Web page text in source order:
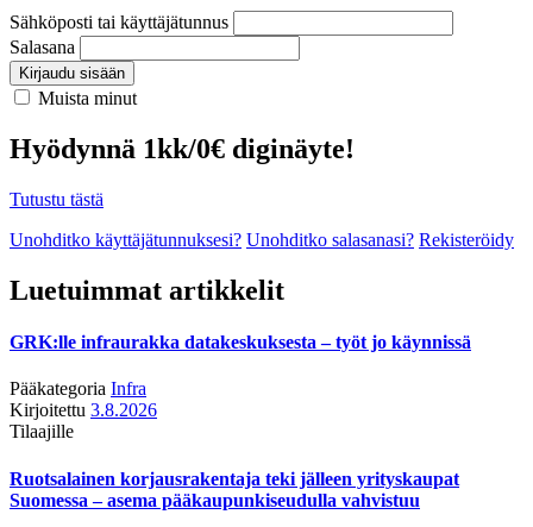
Sähköposti tai käyttäjätunnus
Salasana
Kirjaudu sisään
Muista minut
Hyödynnä 1kk/0€ diginäyte!
Tutustu tästä
Unohditko käyttäjätunnuksesi? Unohditko salasanasi? Rekisteröidy
Luetuimmat artikkelit
GRK:lle infraurakka datakeskuksesta – työt jo käynnissä
Pääkategoria Infra
Kirjoitettu 3.8.2026
Tilaajille
Ruotsalainen korjausrakentaja teki jälleen yrityskaupat
Suomessa – asema pääkaupunkiseudulla vahvistuu